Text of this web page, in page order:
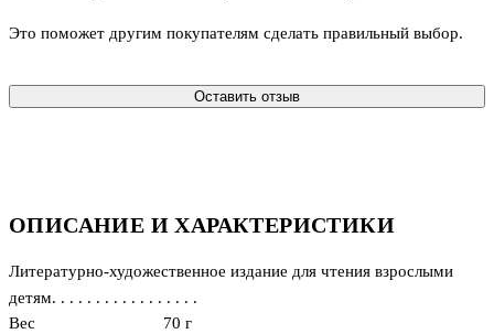
ОПИСАНИЕ И ХАРАКТЕРИСТИКИ
Литературно-художественное издание для чтения взрослыми
детям. . . . . . . . . . . . . . . . .
Вес
70 г
Это поможет другим покупателям сделать правильный выбор.
Оставить отзыв